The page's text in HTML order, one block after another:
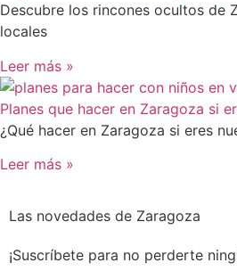
Descubre los rincones ocultos de
locales
Leer más »
Planes que hacer en Zaragoza si
¿Qué hacer en Zaragoza si eres
Leer más »
Las novedades de Zaragoza
¡Suscríbete para no perderte